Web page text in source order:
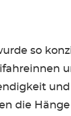
so
und
die